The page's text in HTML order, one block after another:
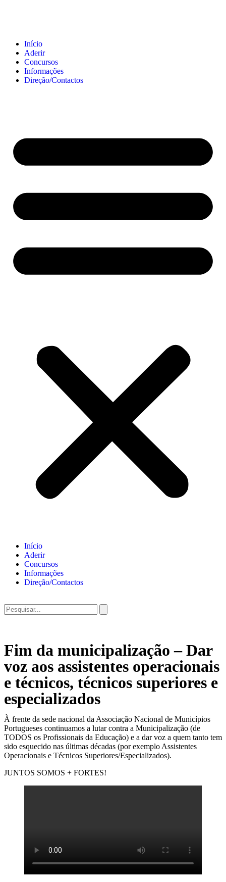
Início
Aderir
Concursos
Informações
Direção/Contactos
Início
Aderir
Concursos
Informações
Direção/Contactos
Fim da municipalização – Dar
voz aos assistentes operacionais
e técnicos, técnicos superiores e
especializados
À frente da sede nacional da Associação Nacional de Municípios
Portugueses continuamos a lutar contra a Municipalização (de
TODOS os Profissionais da Educação) e a dar voz a quem tanto tem
sido esquecido nas últimas décadas (por exemplo Assistentes
Operacionais e Técnicos Superiores/Especializados).
JUNTOS SOMOS + FORTES!